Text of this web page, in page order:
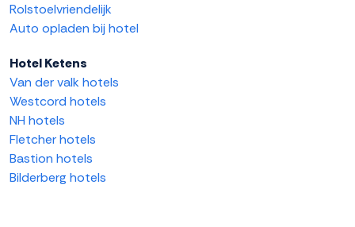
Rolstoelvriendelijk
Auto opladen bij hotel
Hotel Ketens
Van der valk hotels
Westcord hotels
NH hotels
Fletcher hotels
Bastion hotels
Bilderberg hotels